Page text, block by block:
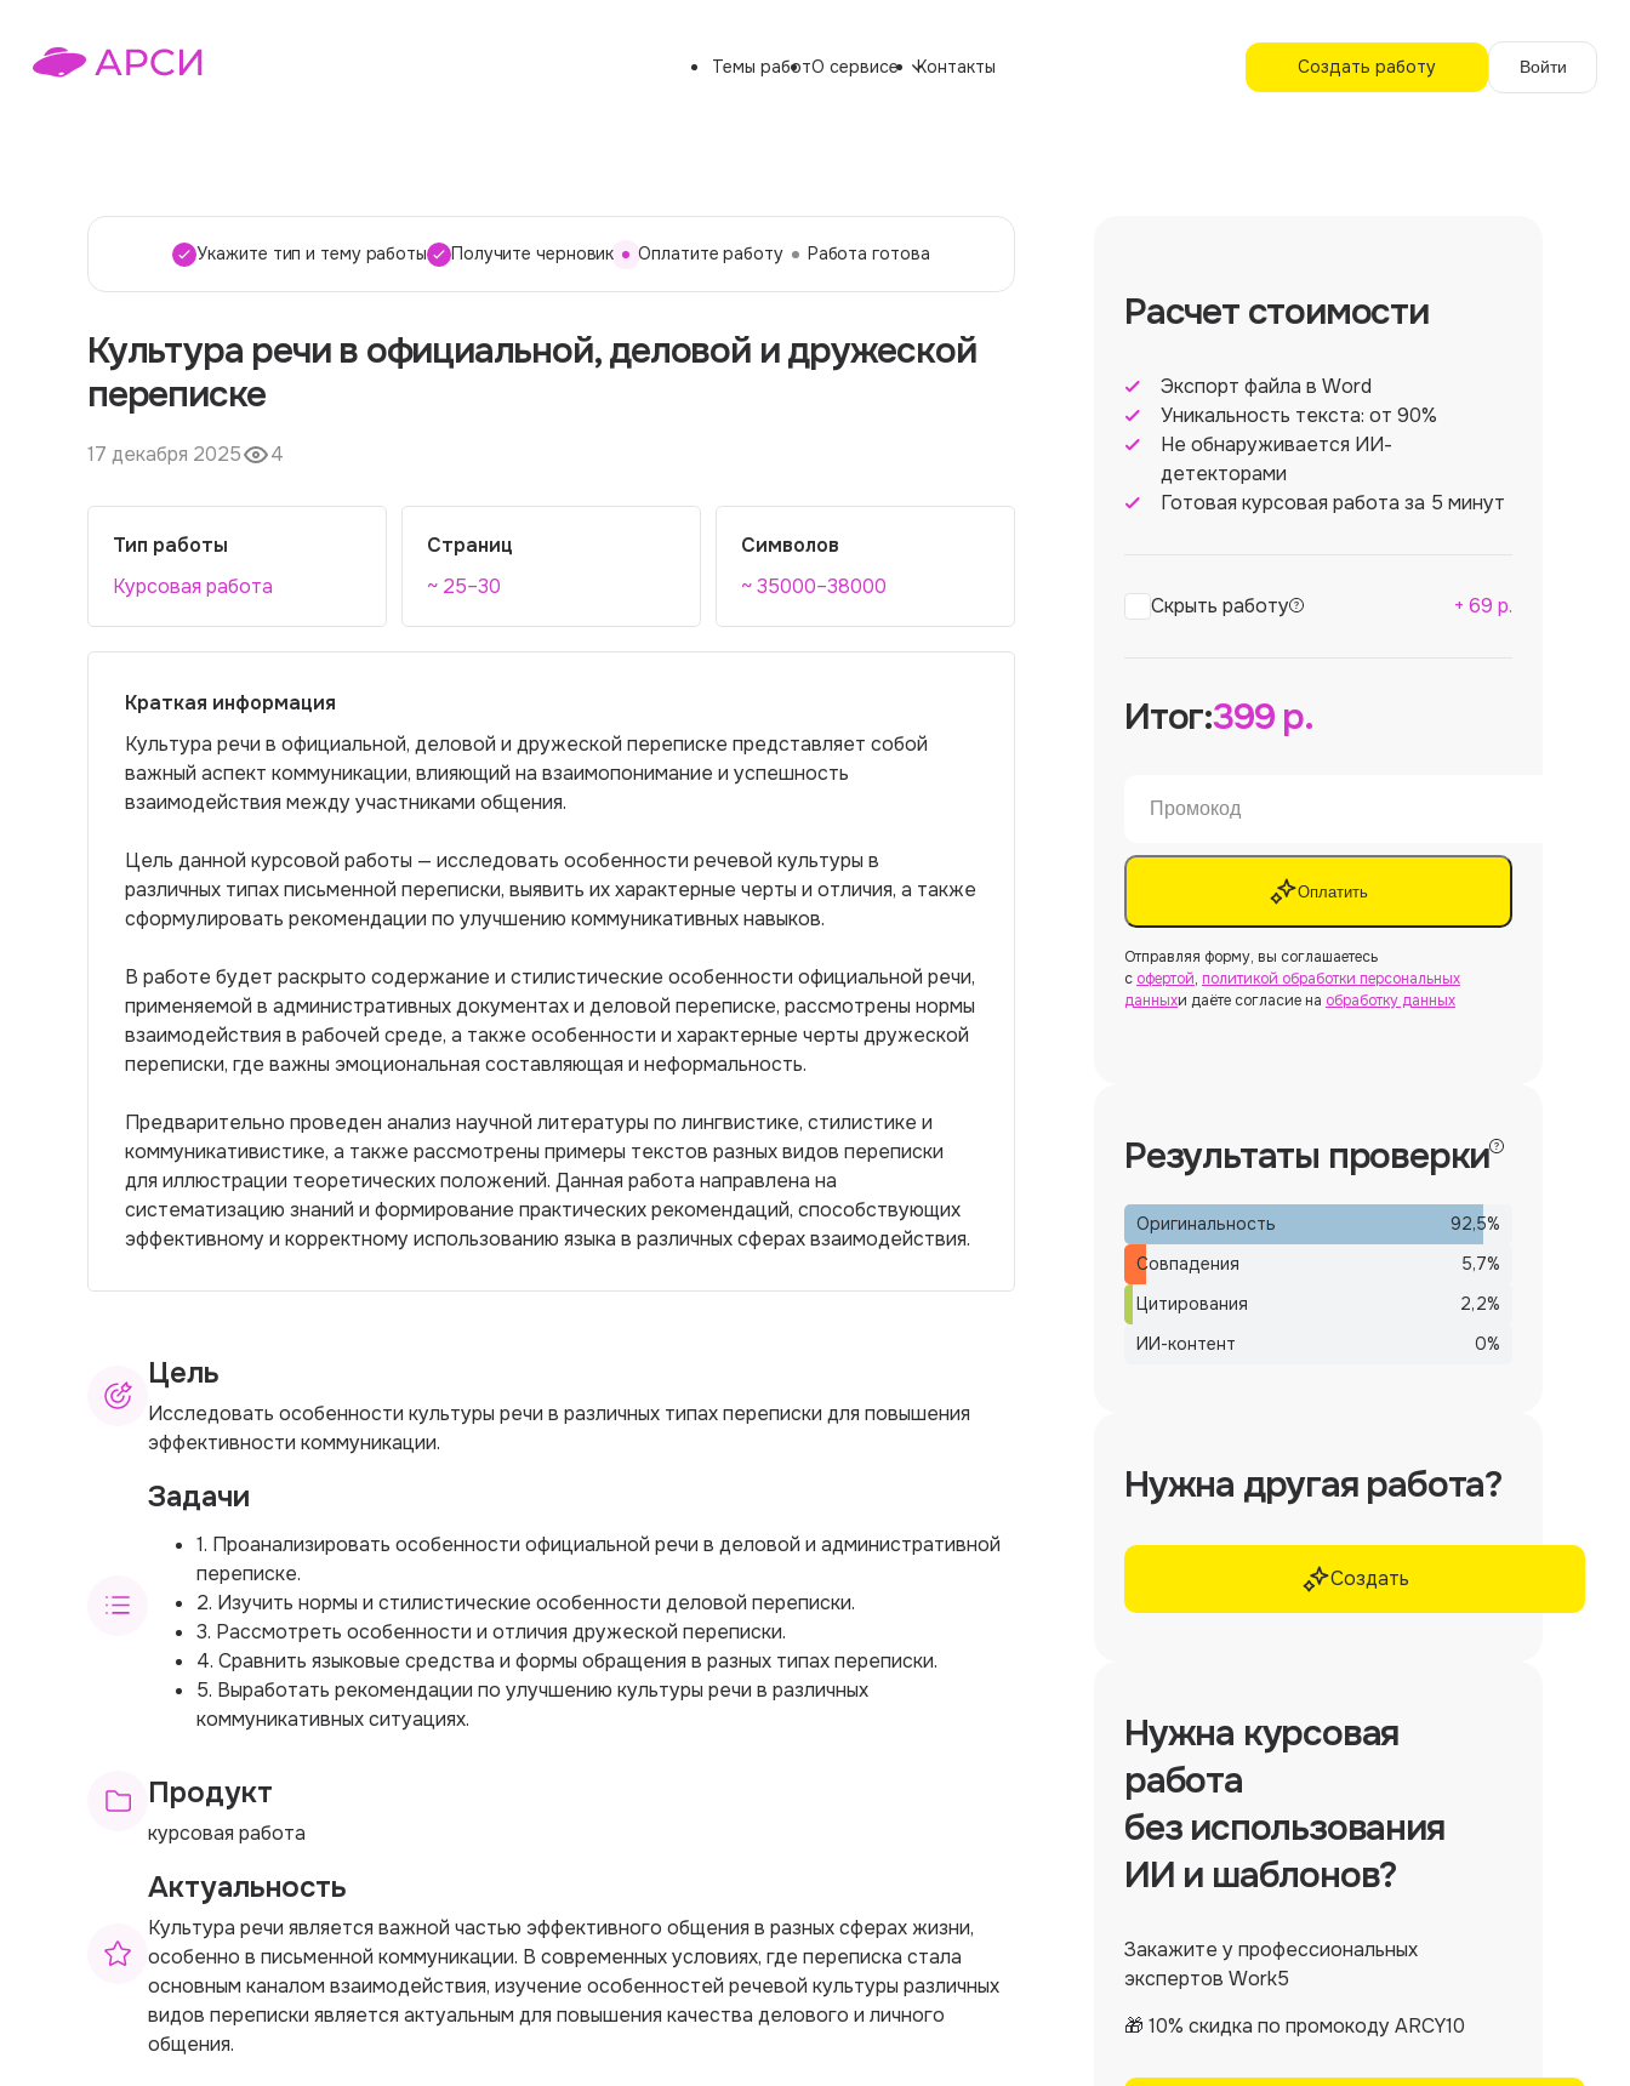
Темы работО сервисе Контакты Создать работу Войти
Укажите тип и тему работы Получите черновик Оплатите работу Работа готова
Культура речи в официальной, деловой и дружеской
переписке
17 декабря 2025 4
Тип работы
Курсовая работа
Страниц
~ 25–30
Символов
~ 35000–38000
Краткая информация
Культура речи в официальной, деловой и дружеской переписке представляет собой
важный аспект коммуникации, влияющий на взаимопонимание и успешность
взаимодействия между участниками общения.
Цель данной курсовой работы — исследовать особенности речевой культуры в
различных типах письменной переписки, выявить их характерные черты и отличия, а также
сформулировать рекомендации по улучшению коммуникативных навыков.
В работе будет раскрыто содержание и стилистические особенности официальной речи,
применяемой в административных документах и деловой переписке, рассмотрены нормы
взаимодействия в рабочей среде, а также особенности и характерные черты дружеской
переписки, где важны эмоциональная составляющая и неформальность.
Предварительно проведен анализ научной литературы по лингвистике, стилистике и
коммуникативистике, а также рассмотрены примеры текстов разных видов переписки
для иллюстрации теоретических положений. Данная работа направлена на
систематизацию знаний и формирование практических рекомендаций, способствующих
эффективному и корректному использованию языка в различных сферах взаимодействия.
Цель
Исследовать особенности культуры речи в различных типах переписки для повышения
эффективности коммуникации.
Задачи
1. Проанализировать особенности официальной речи в деловой и административной
переписке.
2. Изучить нормы и стилистические особенности деловой переписки.
3. Рассмотреть особенности и отличия дружеской переписки.
4. Сравнить языковые средства и формы обращения в разных типах переписки.
5. Выработать рекомендации по улучшению культуры речи в различных
коммуникативных ситуациях.
Продукт
курсовая работа
Актуальность
Культура речи является важной частью эффективного общения в разных сферах жизни,
особенно в письменной коммуникации. В современных условиях, где переписка стала
основным каналом взаимодействия, изучение особенностей речевой культуры различных
видов переписки является актуальным для повышения качества делового и личного
общения.
Расчет стоимости
Экспорт файла в Word
Уникальность текста: от 90%
Не обнаруживается ИИ-
детекторами
Готовая курсовая работа за 5 минут
Скрыть работу + 69 р.
Итог:399р.
Оплатить
Отправляя форму, вы соглашаетесь
с офертой, политикой обработки персональных
данныхи даёте согласие на обработку данных
Результаты проверки
Оригинальность 92,5%
Совпадения
5,7%
Цитирования
2,2%
ИИ-контент
0%
Нужна другая работа?
Создать
Нужна курсовая
работа
без использования
ИИ и шаблонов?
Закажите у профессиональных
экспертов Work5
🎁 10% скидка по промокоду ARCY10